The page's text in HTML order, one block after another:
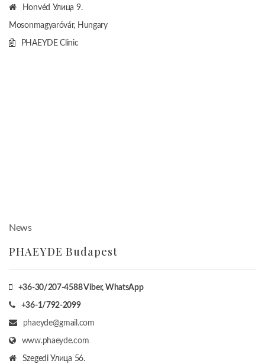
Honvéd Улица 9.
Mosonmagyaróvár, Hungary
PHAEYDE Clinic
News
PHAEYDE Budapest
+36-30/207-4588Viber, WhatsApp
+36-1/792-2099
phaeyde@gmail.com
www.phaeyde.com
Szegedi Улица 56.